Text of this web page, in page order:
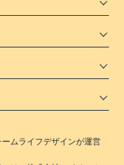
ムライフデザインが運営